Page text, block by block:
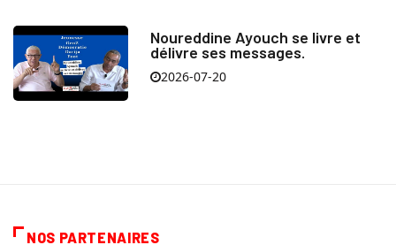
Noureddine Ayouch se livre et
délivre ses messages.
2026-07-20
NOS PARTENAIRES